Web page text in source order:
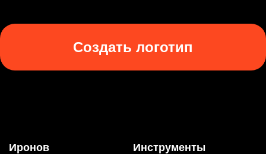
Создать логотип
Иронов Инструменты